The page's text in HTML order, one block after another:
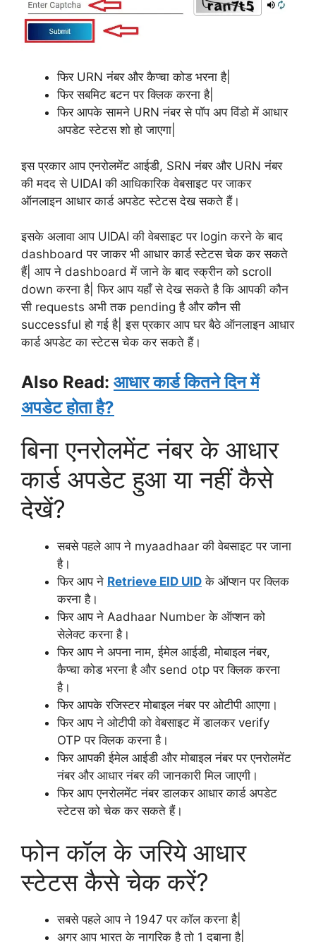
फिर URN नंबर और कैप्चा कोड भरना है|
फिर सबमिट बटन पर क्लिक करना है|
फिर आपके सामने URN नंबर से पॉप अप विंडो में आधार
अपडेट स्टेटस शो हो जाएगा|
इस प्रकार आप एनरोलमेंट आईडी, SRN नंबर और URN नंबर
की मदद से UIDAI की आधिकारिक वेबसाइट पर जाकर
ऑनलाइन आधार कार्ड अपडेट स्टेटस देख सकते हैं।
इसके अलावा आप UIDAI की वेबसाइट पर login करने के बाद
dashboard पर जाकर भी आधार कार्ड स्टेटस चेक कर सकते
हैं| आप ने dashboard में जाने के बाद स्क्रीन को scroll
down करना है| फिर आप यहाँ से देख सकते है कि आपकी कौन
सी requests अभी तक pending है और कौन सी
successful हो गई है| इस प्रकार आप घर बैठे ऑनलाइन आधार
कार्ड अपडेट का स्टेटस चेक कर सकते हैं।
Also Read: आधार कार्ड कितने दिन में
अपडेट होता है?
बिना एनरोलमेंट नंबर के आधार
कार्ड अपडेट हुआ या नहीं कैसे
देखें?
सबसे पहले आप ने myaadhaar की वेबसाइट पर जाना
है।
फिर आप ने Retrieve EID UID के ऑप्शन पर क्लिक
करना है।
फिर आप ने Aadhaar Number के ऑप्शन को
सेलेक्ट करना है।
फिर आप ने अपना नाम, ईमेल आईडी, मोबाइल नंबर,
कैप्चा कोड भरना है और send otp पर क्लिक करना
है।
फिर आपके रजिस्टर मोबाइल नंबर पर ओटीपी आएगा।
फिर आप ने ओटीपी को वेबसाइट में डालकर verify
OTP पर क्लिक करना है।
फिर आपकी ईमेल आईडी और मोबाइल नंबर पर एनरोलमेंट
नंबर और आधार नंबर की जानकारी मिल जाएगी।
फिर आप एनरोलमेंट नंबर डालकर आधार कार्ड अपडेट
स्टेटस को चेक कर सकते हैं।
फोन कॉल के जरिये आधार
स्टेटस कैसे चेक करें?
सबसे पहले आप ने 1947 पर कॉल करना है|
अगर आप भारत के नागरिक है तो 1 दबाना है|